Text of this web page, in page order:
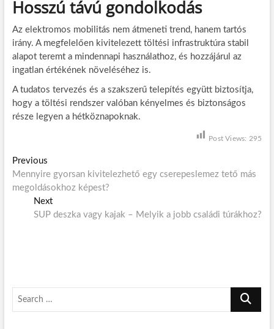
Hosszú távú gondolkodás
Az elektromos mobilitás nem átmeneti trend, hanem tartós
irány. A megfelelően kivitelezett töltési infrastruktúra stabil
alapot teremt a mindennapi használathoz, és hozzájárul az
ingatlan értékének növeléséhez is.
A tudatos tervezés és a szakszerű telepítés együtt biztosítja,
hogy a töltési rendszer valóban kényelmes és biztonságos
része legyen a hétköznapoknak.
Post Views: 295
B
e
z
é
Previous
r
e
v
i
t
Mennyire gyorsan kivitelezhető egy cserepeslemez tető más
megoldásokhoz képest?
Next
e
:
SUP deszka vagy kajak – Melyik a jobb családi túrákhoz?